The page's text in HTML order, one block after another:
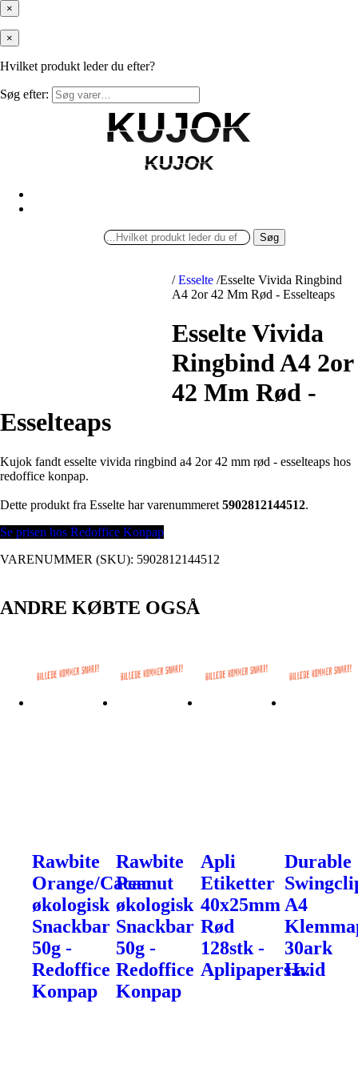
×
×
Hvilket produkt leder du efter?
Søg efter:
KUJOK
KUJOK
KUJOK
KUJOK
Søg
/ Esselte /Esselte Vivida Ringbind
A4 2or 42 Mm Rød - Esselteaps
Esselte Vivida
Ringbind A4 2or
42 Mm Rød -
Esselteaps
Kujok fandt esselte vivida ringbind a4 2or 42 mm rød - esselteaps hos
redoffice konpap.
Dette produkt fra Esselte har varenummeret 5902812144512.
Se prisen hos Redoffice Konpap
VARENUMMER (SKU): 5902812144512
ANDRE KØBTE OGSÅ
Rawbite
Orange/Cacao
økologisk
Snackbar
50g -
Redoffice
Konpap
Rawbite
Peanut
økologisk
Snackbar
50g -
Redoffice
Konpap
Apli
Etiketter
40x25mm
Rød
128stk -
Aplipapers.a.
Durable
A4
30ark
Hvid